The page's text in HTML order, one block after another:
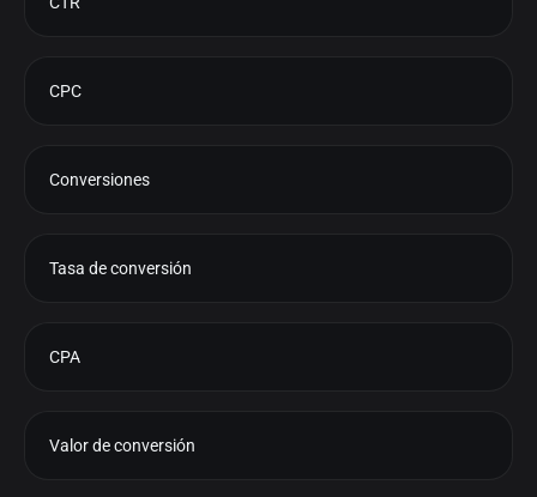
CPC
Conversiones
Tasa de conversión
CPA
Valor de conversión